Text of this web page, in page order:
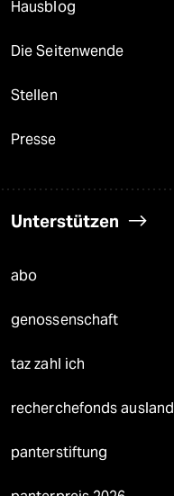
Hausblog
Die Seitenwende
Stellen
Presse
Unterstützen
abo
genossenschaft
taz zahl ich
recherchefonds ausland
panterstiftung